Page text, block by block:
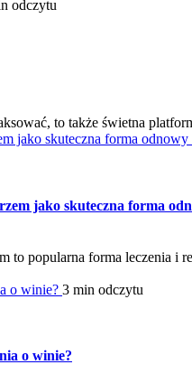
odczytu
to także świetna
jako skuteczna forma
jako skuteczna forma
to popularna forma leczenia i
o winie? 3 min odczytu
o winie?